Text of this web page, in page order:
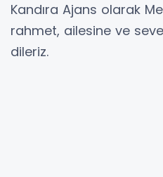
Kandıra Ajans olarak
rahmet, ailesine ve
dileriz.